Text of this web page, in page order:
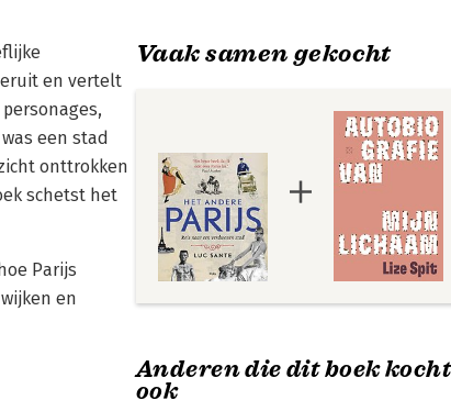
en vertelt
een stad
onttrokken
schetst het
Parijs
en
Vaak samen gekocht
Anderen die dit boek
ook